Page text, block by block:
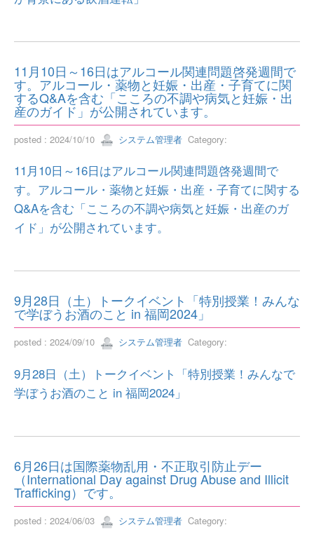
11月10日～16日はアルコール関連問題啓発週間で
す。アルコール・薬物と妊娠・出産・子育てに関
するQ&Aを含む「こころの不調や病気と妊娠・出
産のガイド」が公開されています。
posted : 2024/10/10 システム管理者 Category:
11月10日～16日はアルコール関連問題啓発週間で
す。アルコール・薬物と妊娠・出産・子育てに関する
Q&Aを含む「こころの不調や病気と妊娠・出産のガ
イド」が公開されています。
9月28日（土）トークイベント「特別授業！みんな
で学ぼうお酒のこと in 福岡2024」
posted : 2024/09/10 システム管理者 Category:
9月28日（土）トークイベント「特別授業！みんなで
学ぼうお酒のこと in 福岡2024」
6月26日は国際薬物乱用・不正取引防止デー
（International Day against Drug Abuse and Illicit
Trafficking）です。
posted : 2024/06/03 システム管理者 Category: